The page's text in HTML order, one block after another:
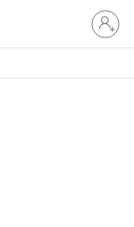
Bei
Ihrem
Konto